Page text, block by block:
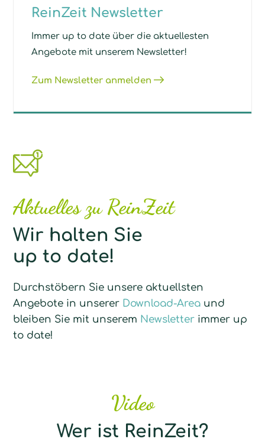
ReinZeit Newsletter
Immer up to date über die aktuellesten
Angebote mit unserem Newsletter!
Zum Newsletter anmelden
Aktuelles zu ReinZeit
Wir halten Sie
up to date!
Durchstöbern Sie unsere aktuellsten
Angebote in unserer Download-Area und
bleiben Sie mit unserem Newsletter immer up
to date!
Video
Wer ist ReinZeit?